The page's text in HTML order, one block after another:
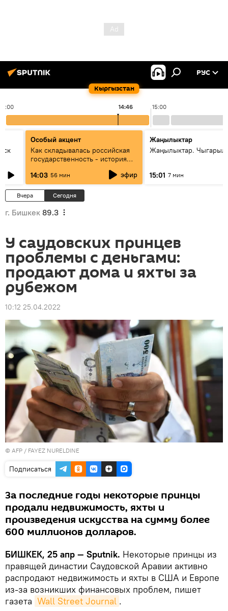
Кыргызстан
РУС
14:00 15:00
14:46
Особый акцент
Как складывалась российская
государственность - история
России и геополитика Евразии
глазами аналитиков
14:03 56 мин эфир
Жаңылыктар
Жаңылыктар.
15:01 7 мин
Вчера Сегодня
г. Бишкек 89.3
У саудовских принцев
проблемы с деньгами:
продают дома и яхты за
рубежом
10:12 25.04.2022
© AFP / FAYEZ NURELDINE
Подписаться
За последние годы некоторые принцы
продали недвижимость, яхты и
произведения искусства на сумму более
600 миллионов долларов.
БИШКЕК, 25 апр — Sputnik. Некоторые принцы из
правящей династии Саудовской Аравии активно
распродают недвижимость и яхты в США и Европе
из-за возникших финансовых проблем, пишет
газета Wall Street Journal .